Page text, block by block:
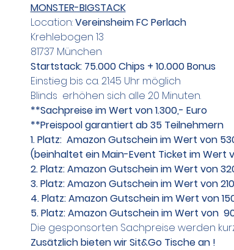
MONSTER-BIGSTACK
Location: Vereinsheim FC Perlach
Krehlebogen 13
81737 München
Startstack: 75.000 Chips + 10.000 Bonus
Einstieg bis ca. 21:45 Uhr möglich
Blinds  erhöhen sich alle 20 Minuten.
**Sachpreise im Wert von 1.300,- Euro
**Preispool garantiert ab 35 Teilnehmern
1. Platz:  Amazon Gutschein im Wert von
(beinhaltet ein Main-Event Ticket im Wert
2. Platz: Amazon Gutschein im Wert von
3. Platz: Amazon Gutschein im Wert von
4. Platz: Amazon Gutschein im Wert von
5. Platz: Amazon Gutschein im Wert von
Die gesponsorten Sachpreise werden
Zusätzlich bieten wir Sit&Go Tische an !